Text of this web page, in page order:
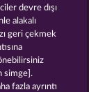
Künye
devre dışı
alakalı
geri çekmek
simge].
fazla ayrıntı